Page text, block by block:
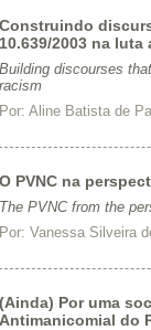
Construindo
10.639/2003 na luta
Building discourses
racism
Por: Aline Batista de
O PVNC na
The PVNC from the
Por: Vanessa Silveira
(Ainda) Por uma
Antimanicomial do